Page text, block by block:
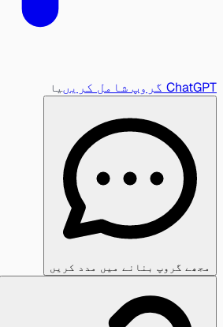
ChatGPT گروپ شامل کریں یا
مجھے گروپ بنانے میں مدد کریں